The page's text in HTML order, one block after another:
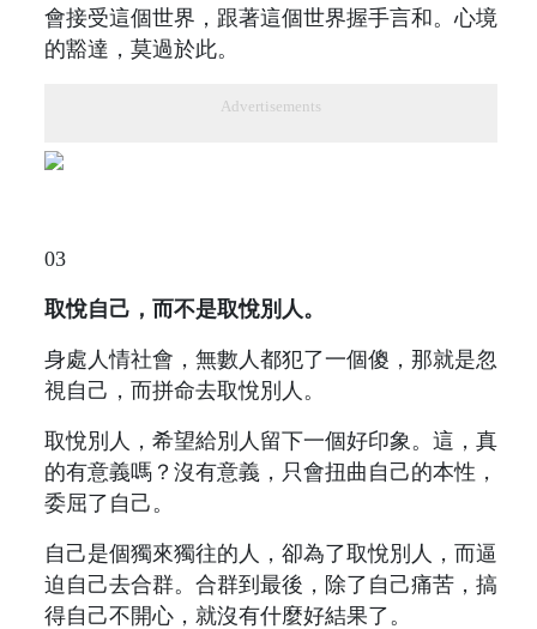
會接受這個世界，跟著這個世界握手言和。心境
的豁達，莫過於此。
Advertisements
03
取悅自己，而不是取悅別人。
身處人情社會，無數人都犯了一個傻，那就是忽
視自己，而拼命去取悅別人。
取悅別人，希望給別人留下一個好印象。這，真
的有意義嗎？沒有意義，只會扭曲自己的本性，
委屈了自己。
自己是個獨來獨往的人，卻為了取悅別人，而逼
迫自己去合群。合群到最後，除了自己痛苦，搞
得自己不開心，就沒有什麼好結果了。